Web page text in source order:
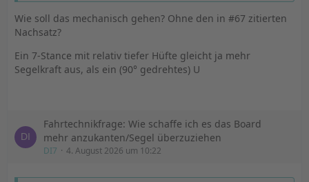
Wie soll das mechanisch gehen? Ohne den in #67 zitierten
Nachsatz?
Ein 7-Stance mit relativ tiefer Hüfte gleicht ja mehr
Segelkraft aus, als ein (90° gedrehtes) U
Fahrtechnikfrage: Wie schaffe ich es das Board
mehr anzukanten/Segel überzuziehen
DI7 4. August 2026 um 10:22